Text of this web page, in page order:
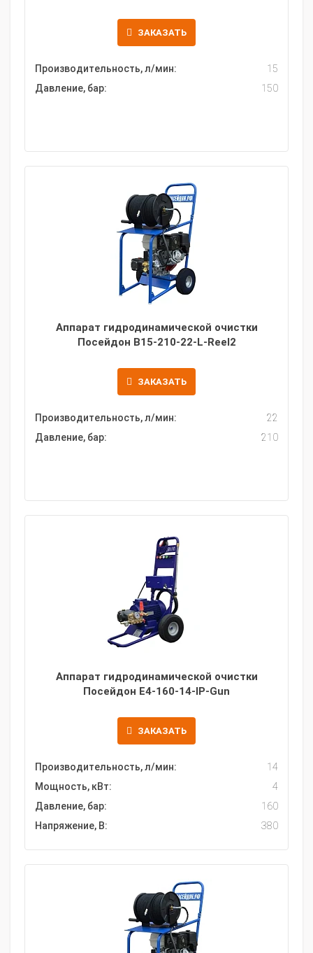
ЗАКАЗАТЬ
Производительность, л/мин:
15
Давление, бар:
150
Аппарат гидродинамической очистки
Посейдон B15-210-22-L-Reel2
ЗАКАЗАТЬ
Производительность, л/мин:
22
Давление, бар:
210
Аппарат гидродинамической очистки
Посейдон E4-160-14-IP-Gun
ЗАКАЗАТЬ
Производительность, л/мин:
14
Мощность, кВт:
4
Давление, бар:
160
Напряжение, В:
380